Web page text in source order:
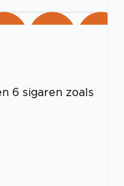
6 sigaren zoals